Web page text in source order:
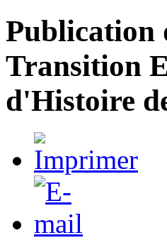
Publication
Transition
d'Histoire